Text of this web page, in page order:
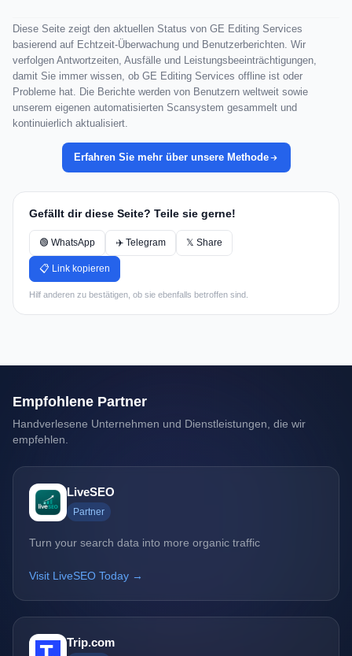
Diese Seite zeigt den aktuellen Status von GE Editing Services
basierend auf Echtzeit-Überwachung und Benutzerberichten. Wir
verfolgen Antwortzeiten, Ausfälle und Leistungsbeeinträchtigungen,
damit Sie immer wissen, ob GE Editing Services offline ist oder
Probleme hat. Die Berichte werden von Benutzern weltweit sowie
unserem eigenen automatisierten Scansystem gesammelt und
kontinuierlich aktualisiert.
Erfahren Sie mehr über unsere Methode
Gefällt dir diese Seite? Teile sie gerne!
🟢 WhatsApp ✈️ Telegram 𝕏 Share
📋 Link kopieren
Hilf anderen zu bestätigen, ob sie ebenfalls betroffen sind.
Empfohlene Partner
Handverlesene Unternehmen und Dienstleistungen, die wir
empfehlen.
LiveSEO
Partner
Turn your search data into more organic traffic
Visit LiveSEO Today →
Trip.com